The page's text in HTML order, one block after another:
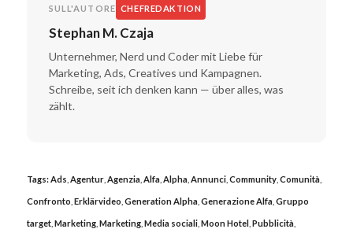
SULL'AUTORE CHEFREDAKTION
Stephan M. Czaja
Unternehmer, Nerd und Coder mit Liebe für
Marketing, Ads, Creatives und Kampagnen.
Schreibe, seit ich denken kann — über alles, was
zählt.
Tags: Ads Agentur, Agenzia, Alfa, Alpha, Annunci, Community, Comunità,
Confronto Erklärvideo Generation Alpha, Generazione Alfa, Gruppo
target, Marketing, Marketing, Media sociali, Moon Hotel, Pubblicità,